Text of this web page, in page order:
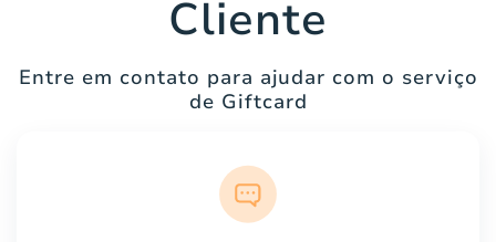
Cliente
Entre em contato para ajudar com o serviço
de Giftcard